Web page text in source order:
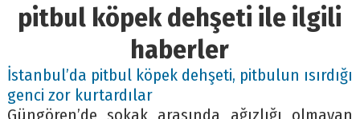
pitbul köpek dehşeti ile ilgili
haberler
İstanbul’da pitbul köpek dehşeti, pitbulun ısırdığı
genci zor kurtardılar